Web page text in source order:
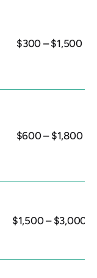
$300 – $1,500
$600 – $1,800
$1,500 – $3,000